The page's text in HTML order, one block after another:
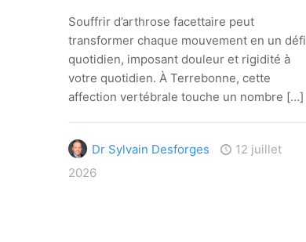
Souffrir d’arthrose facettaire peut
transformer chaque mouvement en un défi
quotidien, imposant douleur et rigidité à
votre quotidien. À Terrebonne, cette
affection vertébrale touche un nombre […]
Dr Sylvain Desforges
12 juillet
2026